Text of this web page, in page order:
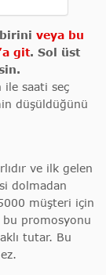
veya bu
git. Sol üst
saati seç
düşüldüğünü
ve ilk gelen
dolmadan
müşteri için
bu promosyonu
tutar. Bu